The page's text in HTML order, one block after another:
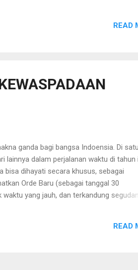
pelayanan publik tertanam secara
pula gagasan bahwa pers merupakan
READ
ganda bagi bangsa Indoensia. Di
lainnya dalam perjalanan waktu di tahun
bisa dihayati secara khusus, sebagai
Orde Baru (sebagai tanggal 30
yang jauh, dan terkandung
Orde Baru memperingatinya sebagai
yang dituduh didalangi PKI, pada
READ